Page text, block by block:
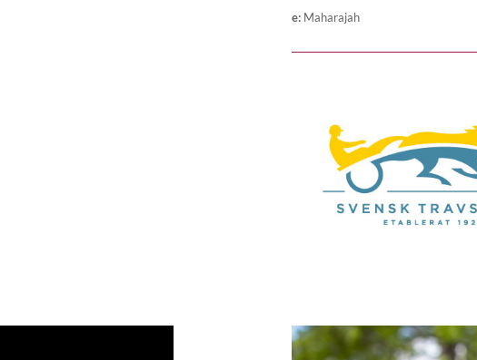
e: Maharajah